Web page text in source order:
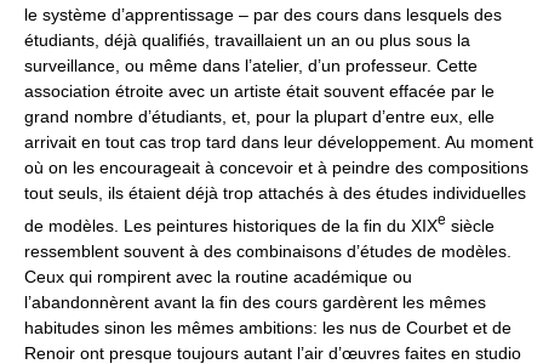
le système d’apprentissage – par des cours dans lesquels des
étudiants, déjà qualifiés, travaillaient un an ou plus sous la
surveillance, ou même dans l’atelier, d’un professeur. Cette
association étroite avec un artiste était souvent effacée par le
grand nombre d’étudiants, et, pour la plupart d’entre eux, elle
arrivait en tout cas trop tard dans leur développement. Au moment
où on les encourageait à concevoir et à peindre des compositions
tout seuls, ils étaient déjà trop attachés à des études individuelles
de modèles. Les peintures historiques de la fin du XIXe siècle
ressemblent souvent à des combinaisons d’études de modèles.
Ceux qui rompirent avec la routine académique ou
l’abandonnèrent avant la fin des cours gardèrent les mêmes
habitudes sinon les mêmes ambitions: les nus de Courbet et de
Renoir ont presque toujours autant l’air d’œuvres faites en studio